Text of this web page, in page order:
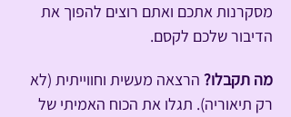
מסקרנות אתכם ואתם רוצים להפוך את
הדיבור שלכם לקסם.
מה תקבלו? הרצאה מעשית וחווייתית (לא
רק תיאוריה). תגלו את הכוח האמיתי של